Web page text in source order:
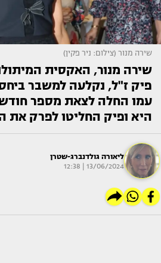
שירה מנור (צילום: ניר פקין)
שירה מנור, האקסית
פיק ז"ל, נקלעה למשבר
עמו החלה לצאת מספר
היא ופיק החליטו לפרק את
ליאורה גולדנברג-שטרן
13/06/2024 | 12:38